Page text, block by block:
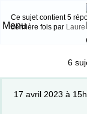
Menu
Ce sujet contient 5
dernière fois par
6
17 avril 2023 à